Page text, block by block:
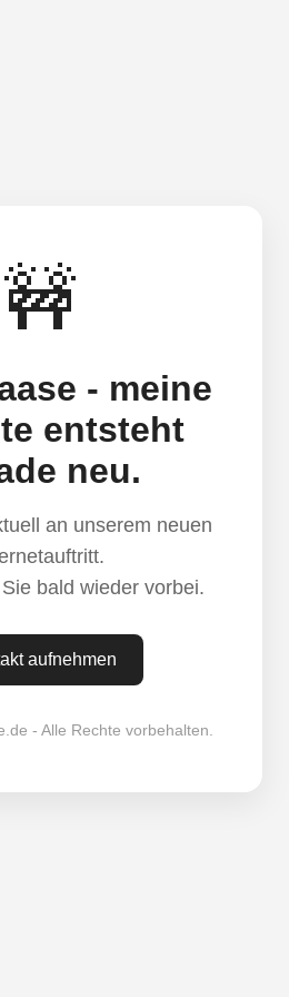
🚧
- meine
entsteht
neu.
an unserem neuen
bald wieder vorbei.
aufnehmen
- Alle Rechte vorbehalten.